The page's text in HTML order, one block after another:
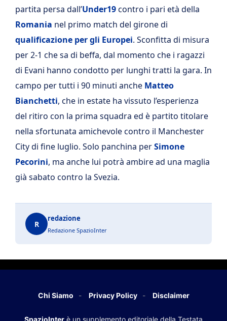
partita persa dall’Under19contro i pari età della
Romania nel primo match del girone di
qualificazione per gli Europei. Sconfitta di misura
per 2-1 che sa di beffa, dal momento che i ragazzi
di Evani hanno condotto per lunghi tratti la gara. In
campo per tutti i 90 minuti anche Matteo
Bianchetti, che in estate ha vissuto l’esperienza
del ritiro con la prima squadra ed è partito titolare
nella sfortunata amichevole contro il Manchester
City di fine luglio. Solo panchina perSimone
Pecorini, ma anche lui potrà ambire ad una maglia
già sabato contro la Svezia.
R
redazione
Redazione SpazioInter
Chi Siamo Privacy Policy Disclaimer
SpazioInter è un supplemento editoriale della Testata